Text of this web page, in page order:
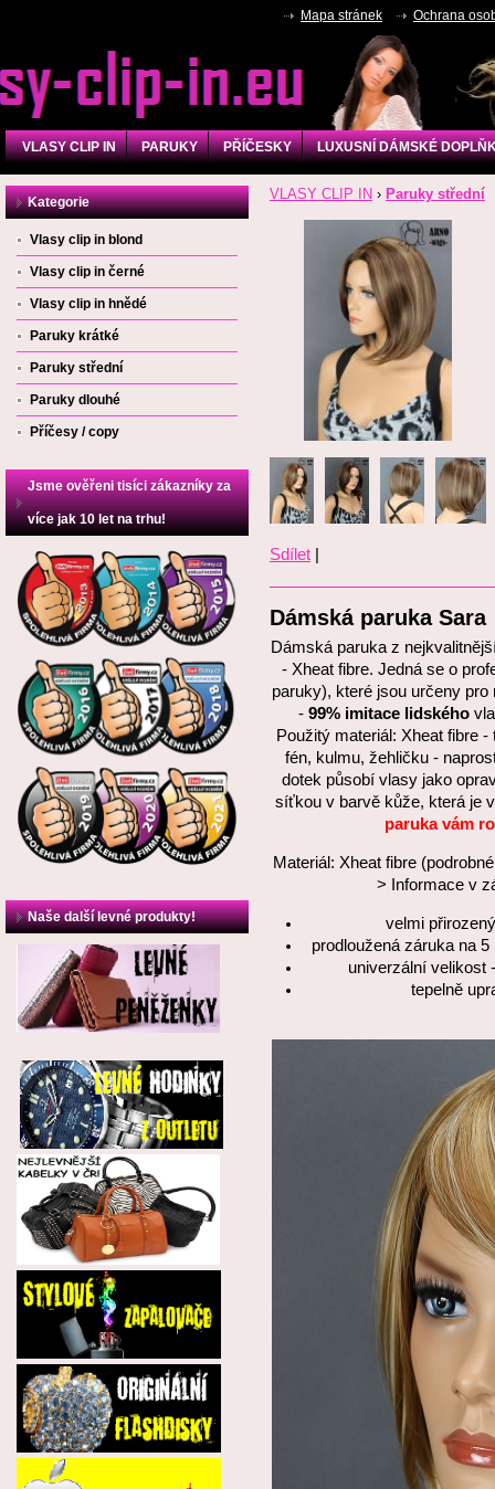
Mapa stránek Ochrana
VLASY CLIP IN PARUKY PŘÍČESKY LUXUSNÍ DÁMSKÉ
VLASY CLIP IN › Paruky střední
Sdílet
Dámská paruka Sara
Dámská paruka z
- Xheat fibre. Jedná se o
paruky), které jsou určeny
- 99% imitace lidského
Použitý materiál: Xheat fibre
fén, kulmu, žehličku -
dotek působí vlasy jako
síťkou v barvě kůže, která je
paruka vám
Materiál: Xheat fibre
> Informace v
velmi
prodloužená záruka na
univerzální velikost
tepelně
Kategorie
Vlasy clip in blond
Vlasy clip in černé
Vlasy clip in hnědé
Paruky krátké
Paruky střední
Paruky dlouhé
Příčesy / copy
Jsme ověřeni tisíci zákazníky za
více jak 10 let na trhu!
Naše další levné produkty!